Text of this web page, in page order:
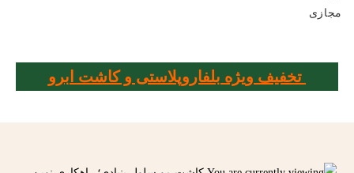
مجازی
تخفیف ویژه بلفاروپلاستی و کاشت ابرو